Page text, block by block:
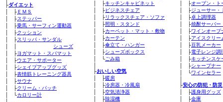
├ダイエット
│ ├ＥＭＳ
│ ├ステッパー
│ ├乗馬・サーフィン運動器
│ ├クッション
│ ├スリッパ・サンダル
シューズ
│ ├ヨガマット・スパマット
│ ├ウエア・サポーター
│ ├シェイプアップグッズ
│ ├表情筋トレーニング器具
│ ├サウナ
│ ├クリーム・パッチ
│ └カロリー計
│ ├キッチンキャビネット
│ ├ビジネスチェア
│ ├リラックスチェア・ソファ
│ ├照明・スタンド
│ ├カーペット・マット・敷物
│ ├カーテン
│ ├傘立て・ハンガー
│ ├シューズボックス
│ └ごみ箱
├おいしい空気
│ ├暖房
│ ├冷房器・冷風扇
│ ├空気清浄器
│ ├除湿機
│ ├オーブン・ト
│ ├ジューサー・
│ ├卓上調理器
│ ├焼酎サーバー
│ ├ワインオープ
│ ├アイスクリー
│ ├豆乳メーカー
│ ├電子レンジ調
│ ├キッチンスケ
│ ├シャープナー
│ └ワインセラー
├安心の防犯・防災
│ ├護身用グッズ
│ ├金庫